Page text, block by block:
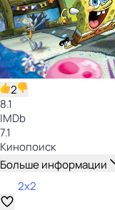
2
8.1
IMDb
7.1
Кинопоиск
Больше информации
2x2